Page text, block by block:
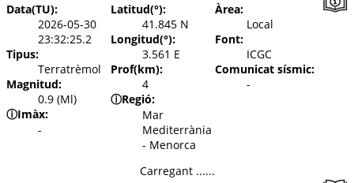
Data(TU):
2026-05-30
23:32:25.2
Tipus:
Terratrèmol
Magnitud:
0.9 (Ml)
ⓘImàx:
-
Latitud(°):
41.845 N
Longitud(°):
3.561 E
Prof(km):
4
ⓘRegió:
Mar
Mediterrània
- Menorca
Àrea:
Local
Font:
ICGC
Comunicat sísmic:
-
Carregant ......